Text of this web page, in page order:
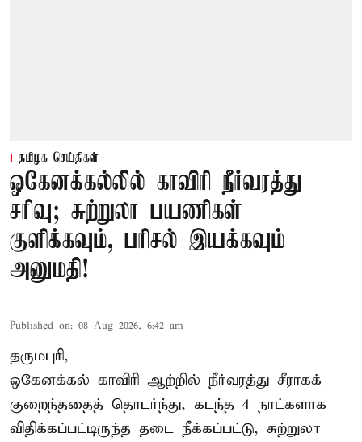
தமிழக செய்திகள்
ஒகேனக்கல்லில் காவிரி நீர்வரத்து
சரிவு; சுற்றுலா பயணிகள்
குளிக்கவும், பரிசல் இயக்கவும்
அனுமதி!
Published on: 08 Aug 2026, 6:42 am
தருமபுரி,
ஒகேனக்கல் காவிரி ஆற்றில் நீர்வரத்து சீராகக்
குறைந்ததைத் தொடர்ந்து, கடந்த 4 நாட்களாக
விதிக்கப்பட்டிருந்த தடை நீக்கப்பட்டு, சுற்றுலா